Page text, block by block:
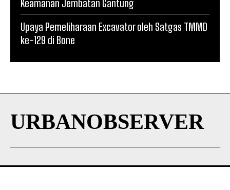
Keamanan Jembatan Gantung
Upaya Pemeliharaan Excavator oleh Satgas TMMD
ke-129 di Bone
URBANOBSERVER